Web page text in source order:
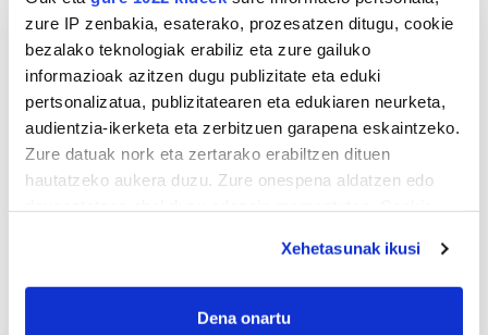
zure IP zenbakia, esaterako, prozesatzen ditugu, cookie
bezalako teknologiak erabiliz eta zure gailuko
informazioak azitzen dugu publizitate eta eduki
pertsonalizatua, publizitatearen eta edukiaren neurketa,
audientzia-ikerketa eta zerbitzuen garapena eskaintzeko.
Zure datuak nork eta zertarako erabiltzen dituen
hautatzeko aukera duzu. Zure onespena aldatzen edo
If you allow, we would also like to:
Collect information about your geographical
Xehetasunak ikusi
Dena onartu
3 4 5 6 7 8 9
17 18 19 20 21 22 23
24 25 26 27 28 29 30
31 1 2 3 4 5
Hondarribia